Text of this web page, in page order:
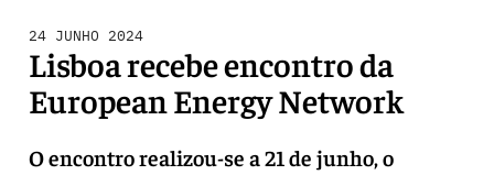
24 JUNHO 2024
Lisboa recebe encontro da
European Energy Network
O encontro realizou-se a 21 de junho, o